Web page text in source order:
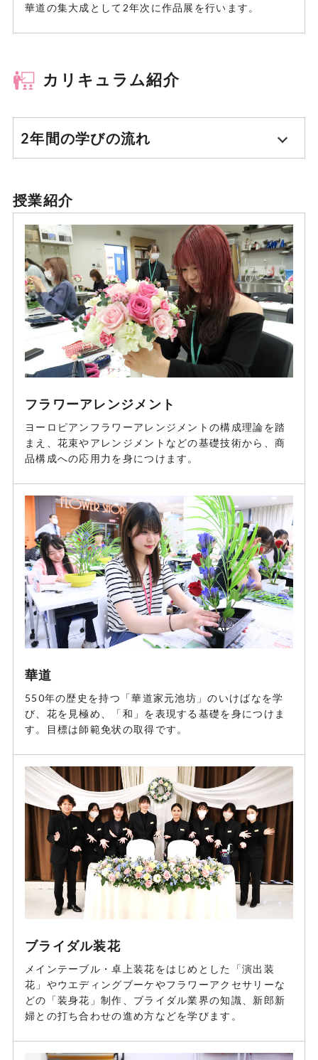
華道の集大成として2年次に作品展を行います。
カリキュラム紹介
2年間の学びの流れ
授業紹介
フラワーアレンジメント
ヨーロピアンフラワーアレンジメントの構成理論を踏
まえ、花束やアレンジメントなどの基礎技術から、商
品構成への応用力を身につけます。
華道
550年の歴史を持つ「華道家元池坊」のいけばなを学
び、花を見極め、「和」を表現する基礎を身につけま
す。目標は師範免状の取得です。
ブライダル装花
メインテーブル・卓上装花をはじめとした「演出装
花」やウエディングブーケやフラワーアクセサリーな
どの「装身花」制作、ブライダル業界の知識、新郎新
婦との打ち合わせの進め方などを学びます。